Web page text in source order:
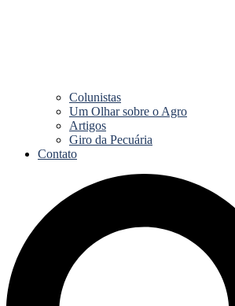
Colunistas
Um Olhar sobre o Agro
Artigos
Giro da Pecuária
Contato